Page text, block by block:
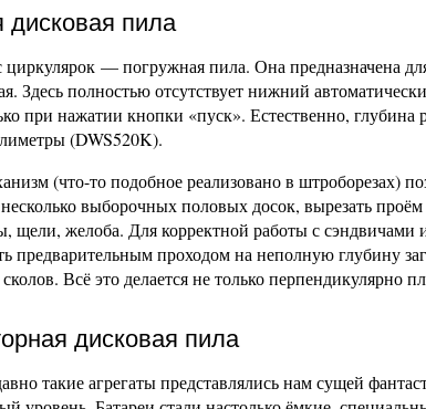
дисковая пила
— погружная пила. Она предназначена
Здесь полностью отсутствует нижний
при нажатии кнопки «пуск». Естественно, глубина
(DWS520K).
(что-то подобное реализовано в штроборезах)
выборочных половых досок, вырезать
щели, желоба. Для корректной работы с
предварительным проходом на неполную глубину
Всё это делается не только перпендикулярно
дисковая пила
такие агрегаты представлялись нам сущей